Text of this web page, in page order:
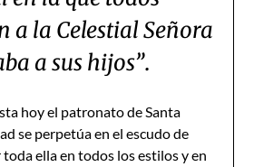
a la Celestial Señora
a sus hijos”.
hoy el patronato de Santa
se perpetúa en el escudo de
ella en todos los estilos y en